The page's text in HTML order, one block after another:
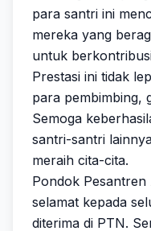
para santri ini
mereka yang
untuk
Prestasi ini tidak
para pembimbing,
Semoga
santri-santri
meraih cita-cita.
Pondok
selamat kepada
diterima di PTN.